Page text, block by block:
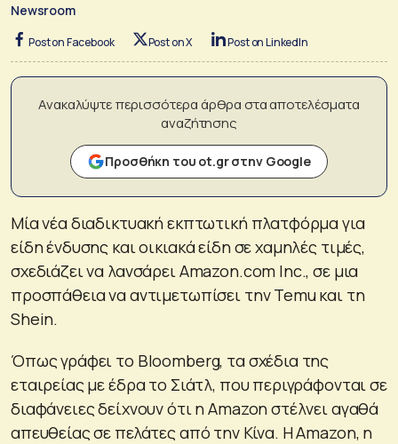
Newsroom
Post on Facebook Post on X Post on LinkedIn
Ανακαλύψτε περισσότερα άρθρα στα αποτελέσματα
αναζήτησης
Προσθήκη του ot.gr στην Google
Μία νέα διαδικτυακή εκπτωτική πλατφόρμα για
είδη ένδυσης και οικιακά είδη σε χαμηλές τιμές,
σχεδιάζει να λανσάρει Amazon.com Inc., σε μια
προσπάθεια να αντιμετωπίσει την Temu και τη
Shein.
Όπως γράφει το Bloomberg, τα σχέδια της
εταιρείας με έδρα το Σιάτλ, που περιγράφονται σε
διαφάνειες δείχνουν ότι η Amazon στέλνει αγαθά
απευθείας σε πελάτες από την Κίνα. Η Amazon, η